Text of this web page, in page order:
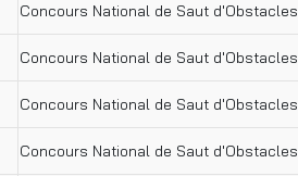
Concours National de Saut d'Obstacles
Concours National de Saut d'Obstacles
Concours National de Saut d'Obstacles
Concours National de Saut d'Obstacles